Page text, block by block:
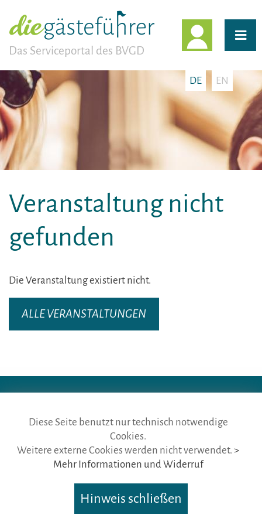
Das Serviceportal des BVGD
DE EN
Veranstaltung nicht
gefunden
Die Veranstaltung existiert nicht.
ALLE VERANSTALTUNGEN
die gästeführer · vertr. durch BVGD · Gustav-Adolf-Str. 33 · D-90439
Nürnberg
Telefon: Fon:+49 (0)911 65 64 675· Mail:info@die-gaestefuehrer.de
Nutzungsbedingungen · Impressum· Datenschutz
Diese Seite benutzt nur technisch notwendige
Cookies.
Weitere externe Cookies werden nicht verwendet. >
Mehr Informationen und Widerruf
Hinweis schließen